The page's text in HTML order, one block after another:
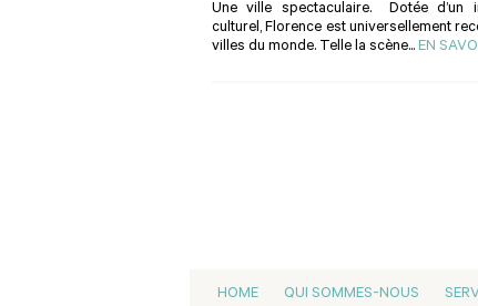
Une ville spectaculaire. Dotée d’un
culturel, Florence est universellement
villes du monde. Telle la scène... EN
HOME QUI SOMMES-NOUS